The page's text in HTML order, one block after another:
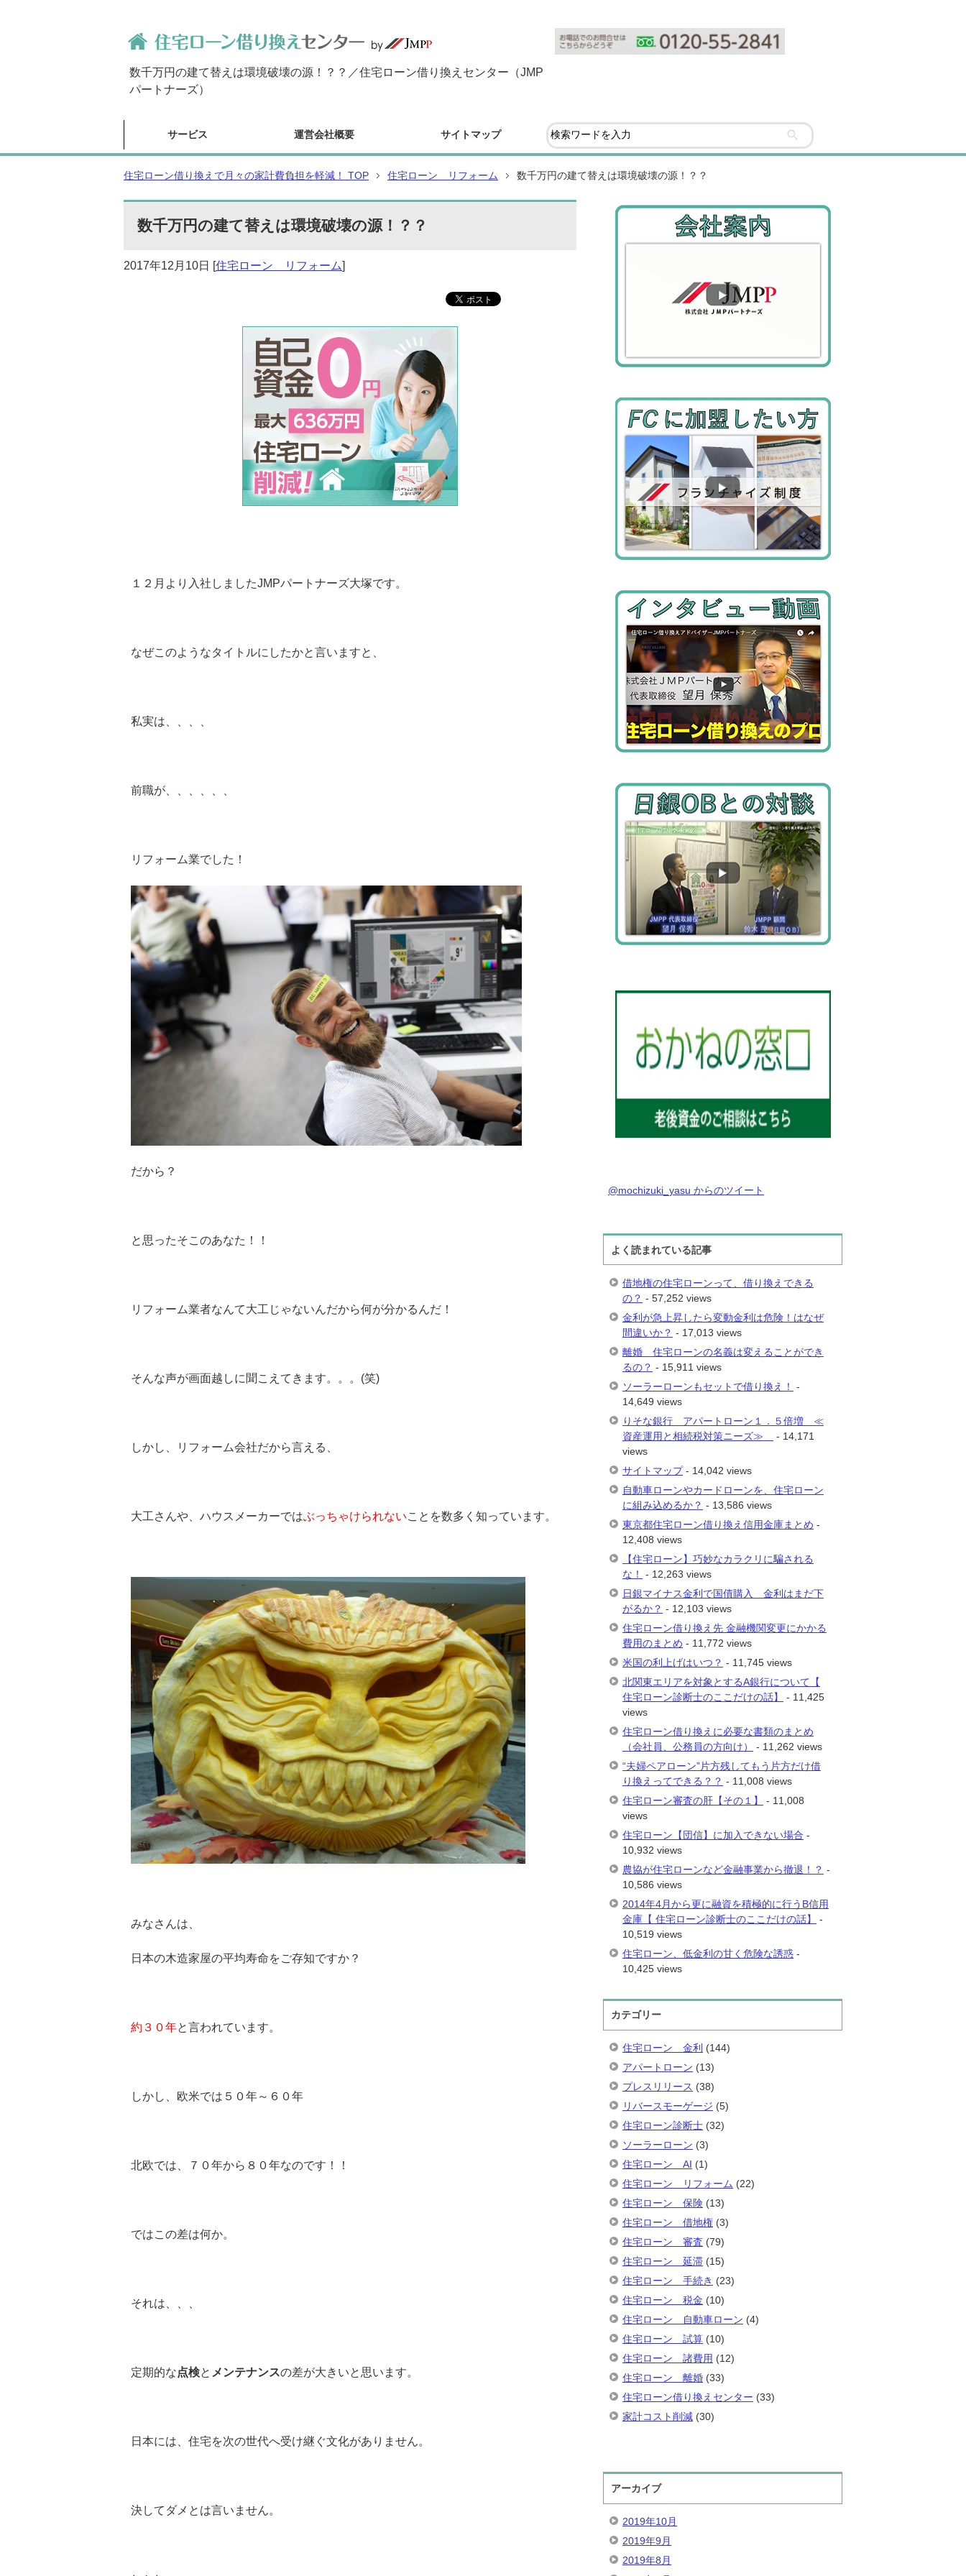
数千万円の建て替えは環境破壊の源！？？／住宅ローン借り換えセンター（JMP
パートナーズ）
サービス 運営会社概要 サイトマップ
住宅ローン借り換えで月々の家計費負担を軽減！ TOP 住宅ローン リフォーム 数千万円の建て替えは環境破壊の源！？？
数千万円の建て替えは環境破壊の源！？？
2017年12月10日 [住宅ローン リフォーム]
１２月より入社しましたJMPパートナーズ大塚です。
なぜこのようなタイトルにしたかと言いますと、
私実は、、、、
前職が、、、、、、
リフォーム業でした！
だから？
と思ったそこのあなた！！
リフォーム業者なんて大工じゃないんだから何が分かるんだ！
そんな声が画面越しに聞こえてきます。。。(笑)
しかし、リフォーム会社だから言える、
大工さんや、ハウスメーカーではぶっちゃけられないこと を数多く知っています。
みなさんは、
日本の木造家屋の平均寿命をご存知ですか？
約３０年と言われています。
しかし、欧米では５０年～６０年
北欧では、７０年から８０年なのです！！
ではこの差は何か。
それは、、、
定期的な点検と メンテナンスの差が大きいと思います。
日本には、住宅を次の世代へ受け継ぐ文化がありません。
決してダメとは言いません。
@mochizuki_yasu からのツイート
よく読まれている記事
借地権の住宅ローンって、借り換えできる
の？ - 57,252 views
金利が急上昇したら変動金利は危険！はなぜ
間違いか？ - 17,013 views
離婚 住宅ローンの名義は変えることができ
るの？ - 15,911 views
ソーラーローンもセットで借り換え！
-
14,649 views
りそな銀行 アパートローン１．５倍増 ≪
資産運用と相続税対策ニーズ≫
- 14,171
views
サイトマップ- 14,042 views
自動車ローンやカードローンを、住宅ローン
に組み込めるか？ - 13,586 views
東京都住宅ローン借り換え信用金庫まとめ -
12,408 views
【住宅ローン】巧妙なカラクリに騙される
な！
- 12,263 views
日銀マイナス金利で国債購入 金利はまだ下
がるか？ - 12,103 views
住宅ローン借り換え先 金融機関変更にかかる
費用のまとめ - 11,772 views
米国の利上げはいつ？ - 11,745 views
北関東エリアを対象とするA銀行について【
住宅ローン診断士のここだけの話】
- 11,425
views
住宅ローン借り換えに必要な書類のまとめ
（会社員、公務員の方向け）
- 11,262 views
“夫婦ペアローン”片方残してもう片方だけ借
り換えってできる？？ - 11,008 views
住宅ローン審査の肝【その１】
- 11,008
views
住宅ローン【団信】に加入できない場合 -
10,932 views
農協が住宅ローンなど金融事業から撤退！？ -
10,586 views
2014年4月から更に融資を積極的に行うB信用
金庫【 住宅ローン診断士のここだけの話】
-
10,519 views
住宅ローン、低金利の甘く危険な誘惑 -
10,425 views
カテゴリー
住宅ローン 金利 (144)
アパートローン (13)
プレスリリース (38)
リバースモーゲージ (5)
住宅ローン診断士 (32)
ソーラーローン (3)
住宅ローン AI (1)
住宅ローン リフォーム (22)
住宅ローン 保険 (13)
住宅ローン 借地権 (3)
住宅ローン 審査 (79)
住宅ローン 延滞 (15)
住宅ローン 手続き (23)
住宅ローン 税金 (10)
住宅ローン 自動車ローン (4)
住宅ローン 試算 (10)
住宅ローン 諸費用 (12)
住宅ローン 離婚 (33)
住宅ローン借り換えセンター (33)
家計コスト削減 (30)
アーカイブ
2019年10月
2019年9月
2019年8月